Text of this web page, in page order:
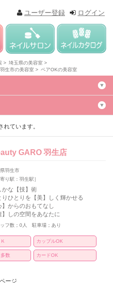
ログイン
ユーザー登録
> 埼玉県の美容室 >
生市の美容室 > ペアOKの美容室
れています。
GARO 羽生店
羽生市
寄り駅：羽生駅］
かな【技】術
りひとりを【美】しく輝かせる
】からのおもてなし
】しの空間をあなたに
フ数；0人 駐車場；あり
カップルOK
数 カードOK
ージ